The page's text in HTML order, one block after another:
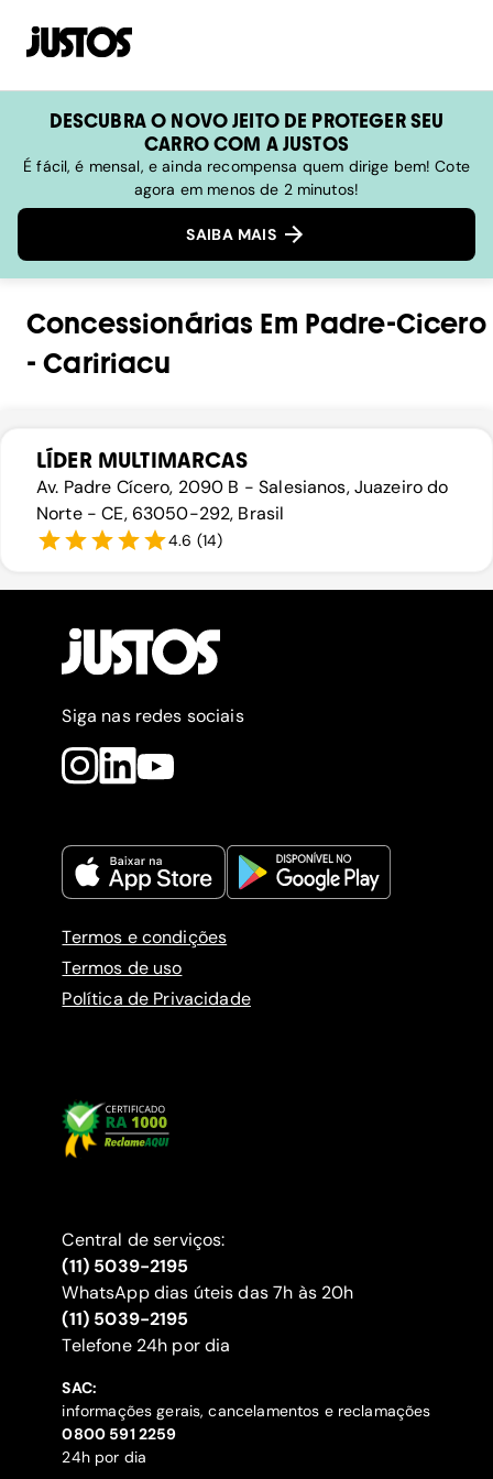
DESCUBRA O NOVO JEITO DE PROTEGER SEU
CARRO COM A JUSTOS
É fácil, é mensal, e ainda recompensa quem dirige bem! Cote
agora em menos de 2 minutos!
SAIBA MAIS
Concessionárias Em Padre-Cicero
-Caririacu
LÍDER MULTIMARCAS
Av. Padre Cícero, 2090 B - Salesianos, Juazeiro do
Norte - CE, 63050-292, Brasil
4.6 (14)
Siga nas redes sociais
Termos e condições
Termos de uso
Política de Privacidade
Central de serviços:
(11) 5039-2195
WhatsApp dias úteis das 7h às 20h
(11) 5039-2195
‍Telefone 24h por dia
SAC:
informações gerais, cancelamentos e reclamações
‍0800 591 2259
24h por dia